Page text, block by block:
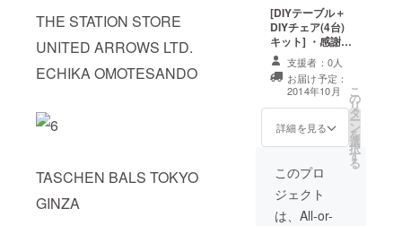
THE STATION STORE
UNITED ARROWS LTD.
ECHIKA OMOTESANDO
TASCHEN BALS TOKYO
GINZA
ト×2台を送付
[DIYテーブル＋
DIYチェア(4台)
キット] ・感謝の
気持ちを込め
て、メッセージ
をお送り致しま
す。 ・ヒノキの
テーブル製作
キット×1台、
支援者：0人
お届け予定：
2014年10月
詳細を見る
こ
の
リ
タ
ー
ン
を
選
択
す
る
このプロ
ジェクト
は、All-or-